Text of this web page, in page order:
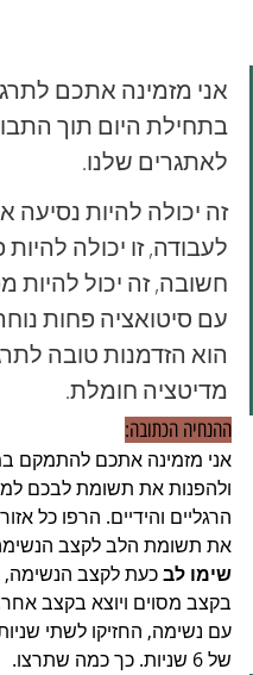
אני מזמינה אתכם
בתחילת היום תוך
לאתגרים שלנו.
זה יכולה להיות נסיעה
לעבודה, זו יכולה
חשובה, זה יכול להיות
עם סיטואציה פחות
הוא הזדמנות טובה
מדיטציה חומלת.
ההנחיה הכתובה:
אני מזמינה אתכם להתמקם
ולהפנות את תשומת לבכם
הרגליים והידיים. הרפו כל
את תשומת הלב לקצב
שימו לב כעת לקצב הנשימה,
עם נשימה, החזיקו לשתי
של 6 שניות. כך כמה שתרצו.